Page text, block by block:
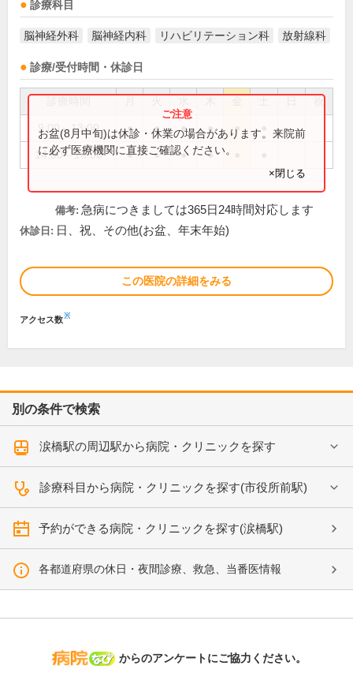
診療科目
脳神経外科 脳神経内科 リハビリテーション科 放射線科
診療/受付時間・休診日
祝
9:00～13:00 ● ● ● ● ●
14:00～18:00 ● ● ● ●
お盆(8月中旬)は休診・休業の場合があります。来院前
に必ず医療機関に直接ご確認ください。
×閉じる
備考: 急病につきましては365日24時間対応します
休診日: 日、祝、その他(お盆、年末年始)
この医院の詳細をみる
アクセス数※
別の条件で検索
涙橋駅の周辺駅から病院・クリニックを探す
診療科目から病院・クリニックを探す(市役所前駅)
予約ができる病院・クリニックを探す(涙橋駅)
各都道府県の休日・夜間診療、救急、当番医情報
病院なび
からのアンケートにご協力ください。